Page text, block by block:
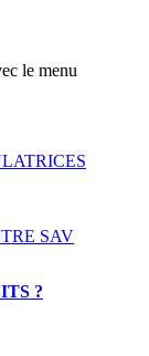
le menu
SAV
?